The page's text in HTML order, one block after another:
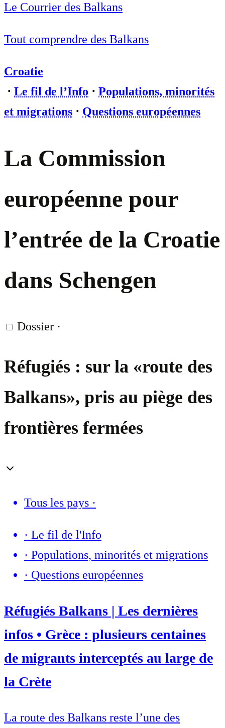
Le Courrier des Balkans
Tout comprendre des Balkans
Croatie
⋅ Le fil de l’Info ⋅ Populations, minorités
et migrations ⋅ Questions européennes
La Commission
européenne pour
l’entrée de la Croatie
dans Schengen
Dossier ·
Réfugiés : sur la «route des
Balkans», pris au piège des
frontières fermées
Tous les pays ·
· Le fil de l'Info
· Populations, minorités et migrations
· Questions européennes
Réfugiés Balkans | Les dernières
infos • Grèce : plusieurs centaines
de migrants interceptés au large de
la Crète
La route des Balkans reste l’une des